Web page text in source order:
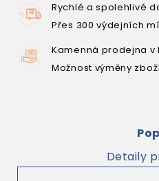
Rychlé a spolehlivé
Přes 300 výdejních
Kamenná prodejna v
Možnost výměny
Detaily